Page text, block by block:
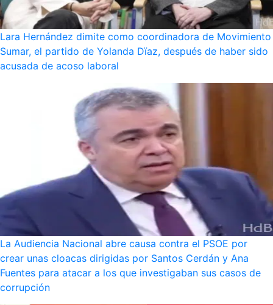
Lara Hernández dimite como coordinadora de Movimiento
Sumar, el partido de Yolanda Dïaz, después de haber sido
acusada de acoso laboral
La Audiencia Nacional abre causa contra el PSOE por
crear unas cloacas dirigidas por Santos Cerdán y Ana
Fuentes para atacar a los que investigaban sus casos de
corrupción